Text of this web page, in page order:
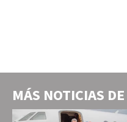
MÁS NOTICIAS DE